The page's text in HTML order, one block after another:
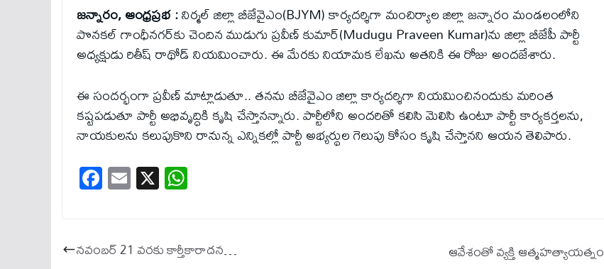
జన్నారం, ఆంధ్రప్రభ :నిర్మల్ జిల్లా బీజేవైఎం(BJYM) కార్యదర్శిగా మంచిర్యాల జిల్లా జన్నారం మండలంలోని
పొనకల్ గాంధీనగర్‌కు చెందిన ముడుగు ప్రవీణ్ కుమార్‌(Mudugu Praveen Kumar)ను జిల్లా బీజేపీ పార్టీ
అధ్యక్షుడు రితీష్ రాథోడ్ నియమించారు. ఈ మేరకు నియామక లేఖను అతనికి ఈ రోజు అందజేశారు.
ఈ సందర్భంగా ప్రవీణ్ మాట్లాడుతూ.. తనను బీజేవైఎం జిల్లా కార్యదర్శిగా నియమించినందుకు మరింత
కష్టపడుతూ పార్టీ అభివృద్ధికి కృషి చేస్తానన్నారు. పార్టీలోని అందరితో కలిసి మెలిసి ఉంటూ పార్టీ కార్యకర్తలను,
నాయకులను కలుపుకొని రానున్న ఎన్నికల్లో పార్టీ అభ్యర్థుల గెలుపు కోసం కృషి చేస్తానని ఆయన తెలిపారు.
Fa
ce
ok
E
m
X
A
నవంబర్ 21 వరకు కార్తీకారాదన… ఆవేశంతో వ్యక్తి ఆత్మహత్యాయత్నం